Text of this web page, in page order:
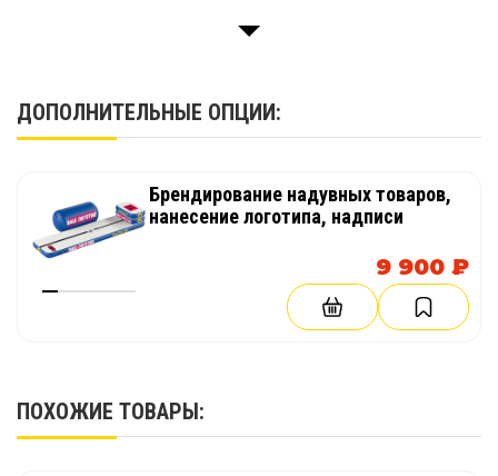
ДОПОЛНИТЕЛЬНЫЕ ОПЦИИ:
Брендирование надувных товаров,
нанесение логотипа, надписи
9 900 ₽
ПОХОЖИЕ ТОВАРЫ: